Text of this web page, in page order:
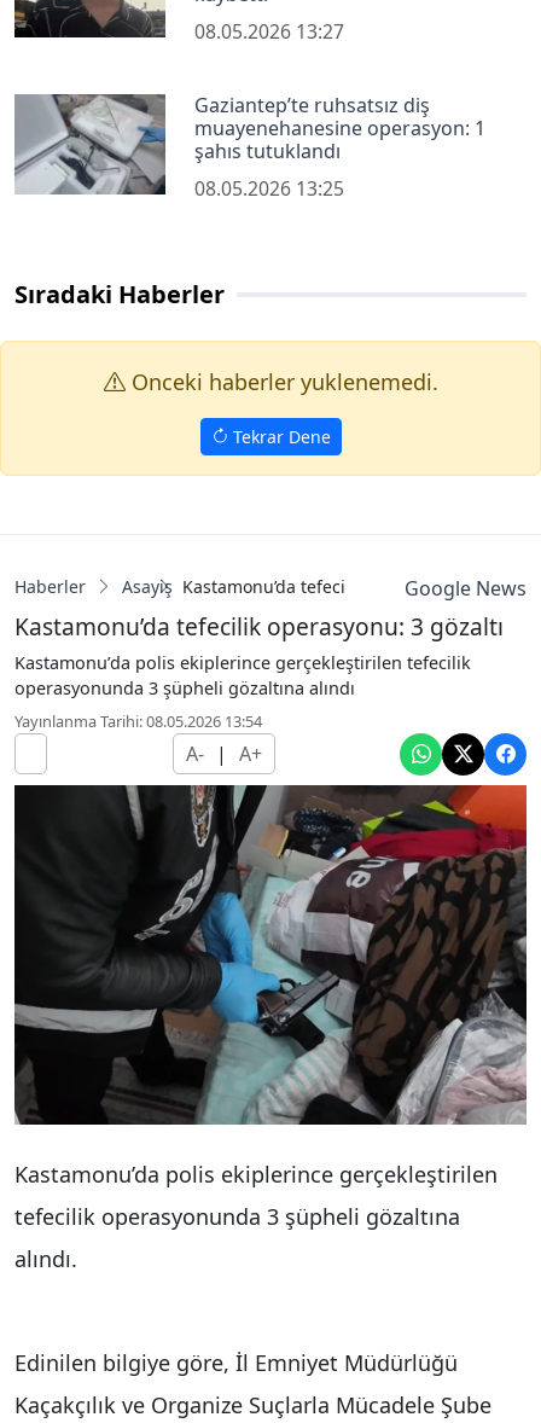
08.05.2026 13:27
Gaziantep’te ruhsatsız diş
muayenehanesine operasyon: 1
şahıs tutuklandı
08.05.2026 13:25
Sıradaki Haberler
Onceki haberler yuklenemedi.
Tekrar Dene
Haberler Asayiş Kastamonu’da tefecilik operasyonu: 3 gözaltı
Google News
Kastamonu’da tefecilik operasyonu: 3 gözaltı
Kastamonu’da polis ekiplerince gerçekleştirilen tefecilik
operasyonunda 3 şüpheli gözaltına alındı
Yayınlanma Tarihi: 08.05.2026 13:54
A- | A+
Kastamonu’da polis ekiplerince gerçekleştirilen
tefecilik operasyonunda 3 şüpheli gözaltına
alındı.
Edinilen bilgiye göre, İl Emniyet Müdürlüğü
Kaçakçılık ve Organize Suçlarla Mücadele Şube